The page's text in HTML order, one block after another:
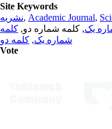
Site Keywords
نشریه, Academic Journal,
یک, کلمه شماره دو, کلمه
شماره یک, کلمه دو
Vote